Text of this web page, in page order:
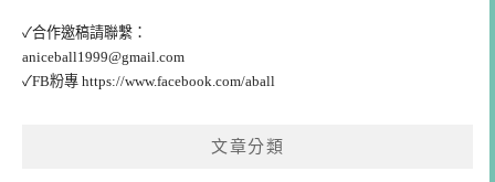
✓合作邀稿請聯繫：
aniceball1999@gmail.com
✓FB粉專 https://www.facebook.com/aball
文章分類